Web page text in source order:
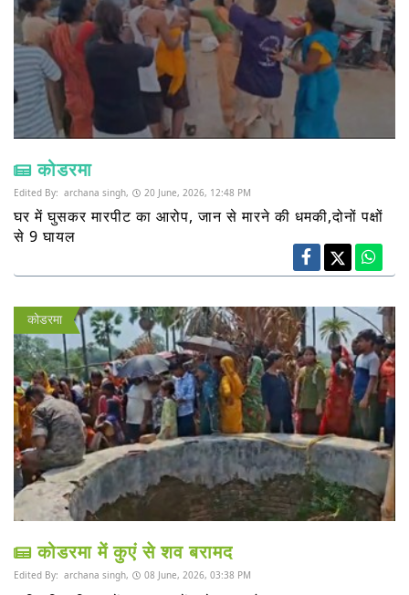
कोडरमा
Edited By: archana singh, 20 June, 2026, 12:48 PM
घर में घुसकर मारपीट का आरोप, जान से मारने की धमकी,दोनों पक्षों
से 9 घायल
कोडरमा
कोडरमा में कुएं से शव बरामद
Edited By: archana singh, 08 June, 2026, 03:38 PM